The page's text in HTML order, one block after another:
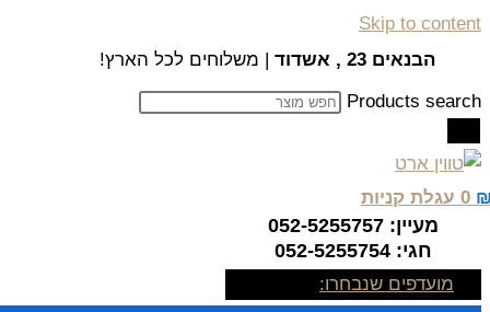
Skip to content
הבנאים 23 , אשדוד
| משלוחים לכל הארץ!
Products search
0 עגלת קניות
מעיין: 052-5255757
חגי: 052-5255754
מועדפים שנבחרו: